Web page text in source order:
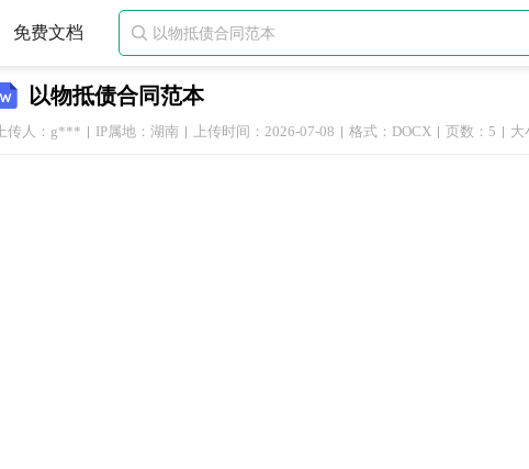
免费文档 
以物抵债合同范本
上传人：g*** IP属地：湖南 上传时间：2026-07-08 格式：DOCX 页数：5 大